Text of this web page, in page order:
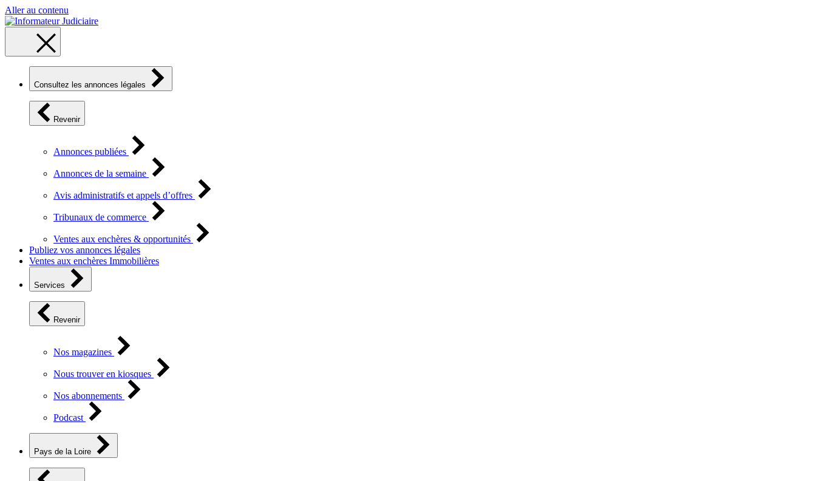
Aller au contenu
Consultez les annonces légales
Revenir
Annonces publiées
Annonces de la semaine
Avis administratifs et appels d’offres
Tribunaux de commerce
Ventes aux enchères & opportunités
Publiez vos annonces légales
Ventes aux enchères Immobilières
Services
Revenir
Nos magazines
Nous trouver en kiosques
Nos abonnements
Podcast
Pays de la Loire